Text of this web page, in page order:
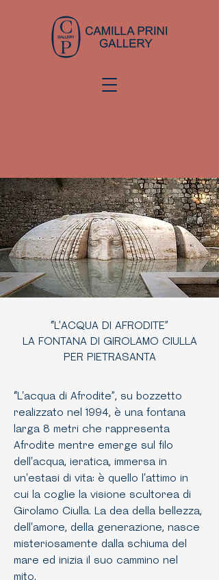
“L’ACQUA DI AFRODITE”
LA FONTANA DI GIROLAMO CIULLA
PER PIETRASANTA
“L'acqua di Afrodite”, su bozzetto
realizzato nel 1994, è una fontana
larga 8 metri che rappresenta
Afrodite mentre emerge sul filo
dell'acqua, ieratica, immersa in
un'estasi di vita: è quello l'attimo in
cui la coglie la visione scultorea di
Girolamo Ciulla. La dea della bellezza,
dell'amore, della generazione, nasce
misteriosamente dalla schiuma del
mare ed inizia il suo cammino nel
mito.